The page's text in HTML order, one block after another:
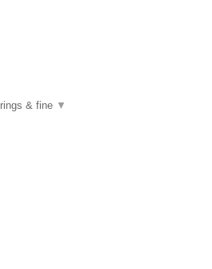
& fine ▼